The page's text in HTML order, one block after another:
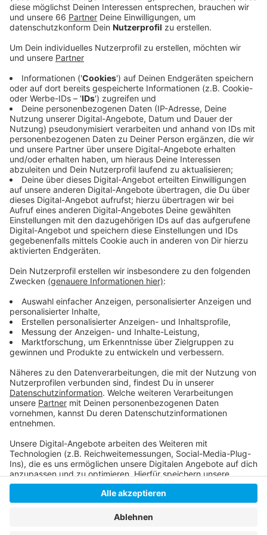
Meals aufmerksam machen.
Veröffentlicht:Freitag, 05.08.2022 15:19
Anzeige
Von Bonn aus kommend wird er um 20 Uhr heute am
Suitbertus-Stiftsplatz in Kaiserswerth erwartet. Mit
seinem Lauf ruft er auch zu Spenden an Mary's Meal
auf - die Kinderhilfsorganisation versorgt täglich mehr
als 2 Millionen hungrige Kinder in 20
Entwicklungsländern mit Schulmahlzeiten.
Anzeige
Weitere Infos und Links zum Thema
Anzeige
Der Spendenlauf von Denis
Die internationale Kinderhilfsorganisation Mary's
Meals
Anzeige